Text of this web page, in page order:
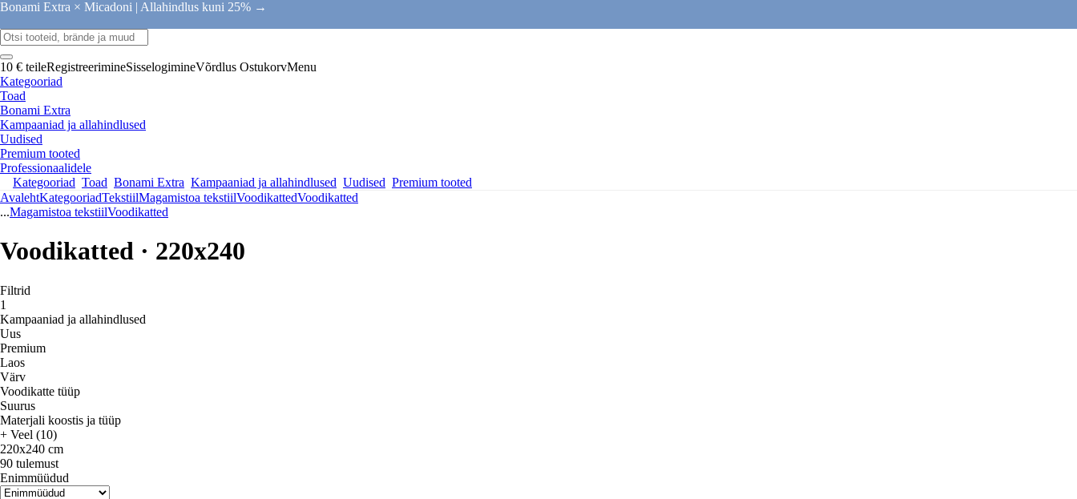
Bonami Extra × Micadoni | Allahindlus kuni 25% →
10 € teileRegistreerimineSisselogimineVõrdlus OstukorvMenu
Kategooriad
Toad
Bonami Extra
Kampaaniad ja allahindlused
Uudised
Premium tooted
Professionaalidele
Kategooriad Toad Bonami Extra Kampaaniad ja allahindlused Uudised Premium tooted
AvalehtKategooriadTekstiilMagamistoa tekstiilVoodikattedVoodikatted
...Magamistoa tekstiilVoodikatted
Voodikatted · 220x240
Filtrid
1
Kampaaniad ja allahindlused
Uus
Premium
Laos
Värv
Voodikatte tüüp
Suurus
Materjali koostis ja tüüp
+ Veel (10)
220x240 cm
90 tulemust
Enimmüüdud